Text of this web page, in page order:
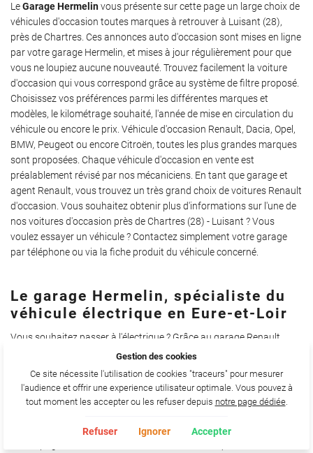
LeGarage Hermelinvous présente sur cette page un large choix de
véhicules d'occasion toutes marques à retrouver à Luisant (28),
près de Chartres. Ces annonces auto d'occasion sont mises en ligne
par votre garage Hermelin, et mises à jour régulièrement pour que
vous ne loupiez aucune nouveauté. Trouvez facilement la voiture
d'occasion qui vous correspond grâce au système de filtre proposé.
Choisissez vos préférences parmi les différentes marques et
modèles, le kilométrage souhaité, l'année de mise en circulation du
véhicule ou encore le prix. Véhicule d'occasion Renault, Dacia, Opel,
BMW, Peugeot ou encore Citroën, toutes les plus grandes marques
sont proposées. Chaque véhicule d'occasion en vente est
préalablement révisé par nos mécaniciens. En tant que garage et
agent Renault, vous trouvez un très grand choix de voitures Renault
d'occasion. Vous souhaitez obtenir plus d'informations sur l'une de
nos voitures d'occasion près de Chartres (28) - Luisant ? Vous
voulez essayer un véhicule ? Contactez simplement votre garage
par téléphone ou via la fiche produit du véhicule concerné.
Le garage Hermelin, spécialiste du
véhicule électrique en Eure-et-Loir
Vous souhaitez passer à l'électrique ? Grâce au garage Renault
Hermelin, découvrez un large choix de voitures électriques
d'occasion à Luisant (28) près de Chartres. Retrouvez notamment la
célèbre Renault Zoé d'occasion, véhicule électrique de référence de
cette marque historique française. Peu d'entretien, économique,
la voiture électrique. Votre garage et agent Renault Hermelin vous
Gestion des cookies
Ce site nécessite l'utilisation de cookies "traceurs" pour mesurer
l'audience et offrir une experience utilisateur optimale. Vous pouvez à
tout moment les accepter ou les refuser depuis notre page dédiée.
Refuser Ignorer Accepter